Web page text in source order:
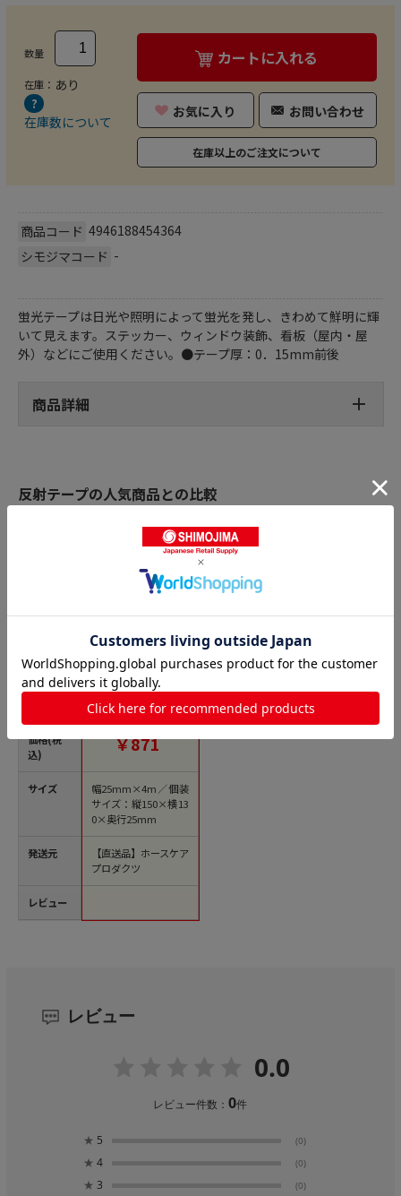
数量
在庫： あり
在庫数について
カートに入れる
お気に入り お問い合わせ
在庫以上のご注文について
商品コード 4946188454364
シモジマコード -
蛍光テープは日光や照明によって蛍光を発し、きわめて鮮明に輝
いて見えます。ステッカー、ウィンドウ装飾、看板（屋内・屋
外）などにご使用ください。●テープ厚：0．15mm前後
商品詳細
反射テープの人気商品との比較
商品名
価格(税
込)
サイズ
発送元
レビュー
ホースケアプロダク
ツ 蛍光テープ 25mm
×4m グリーン LT2
￥871
幅25mm×4m／個装
サイズ：縦150×横13
0×奥行25mm
【直送品】ホースケア
プロダクツ
レビュー
0.0
レビュー件数：0件
★ 5 (0)
★ 4 (0)
★ 3 (0)